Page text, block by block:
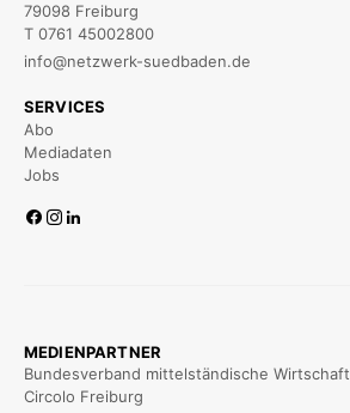
79098 Freiburg
T 0761 45002800
info@netzwerk-suedbaden.de
SERVICES
Abo
Mediadaten
Jobs
MEDIENPARTNER
Bundesverband mittelständische Wirtschaft
Circolo Freiburg